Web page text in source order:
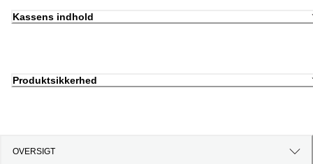
Kassens indhold
Produktsikkerhed
OVERSIGT